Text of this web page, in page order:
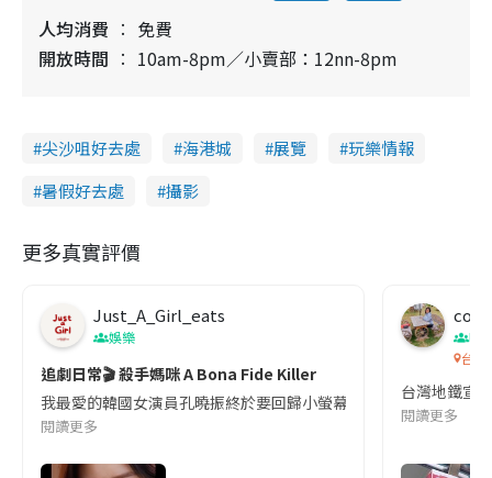
人均消費
免費
開放時間
10am-8pm／小賣部：12nn-8pm
尖沙咀好去處 海港城 展覽
玩樂情報
暑假好去處
攝影
更多真實評價
Just_A_Girl_eats
娛樂
追劇日常🎬 殺手媽咪 A Bona Fide Killer
我最愛的韓國女演員孔曉振終於要回歸小螢幕啦!這次的劇本改編
閱讀更多
co
吹
台灣
台灣地鐵宣
閱讀更多